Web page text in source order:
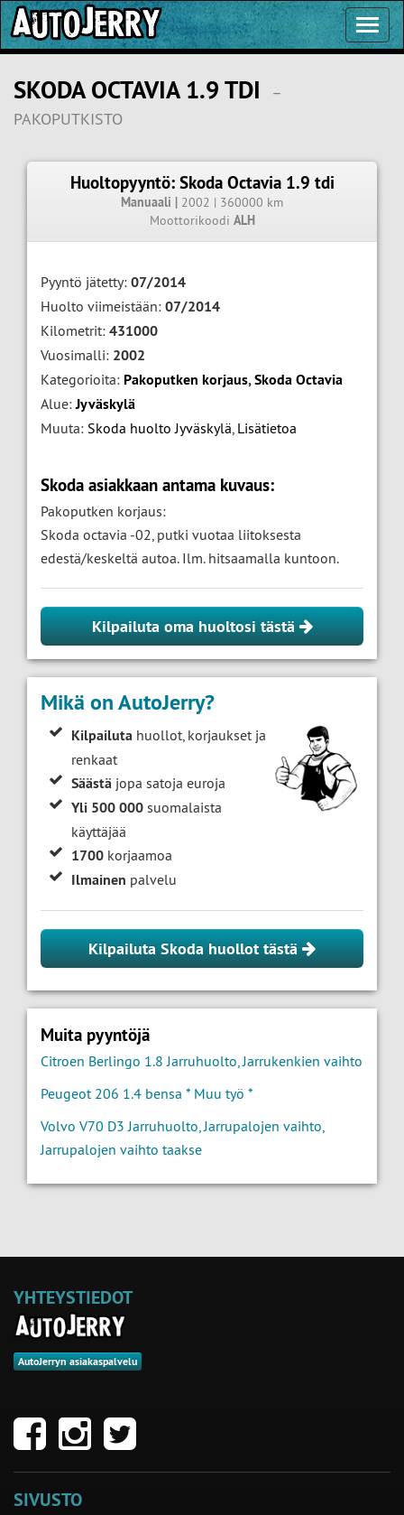
SKODA OCTAVIA 1.9 TDI
–
PAKOPUTKISTO
Huoltopyyntö: Skoda Octavia 1.9 tdi
Manuaali | 2002 | 360000 km
Moottorikoodi ALH
Pyyntö jätetty: 07/2014
Huolto viimeistään: 07/2014
Kilometrit: 431000
Vuosimalli: 2002
Kategorioita: Pakoputken korjaus,Skoda Octavia
Alue:Jyväskylä
Muuta: Skoda huolto Jyväskylä, Lisätietoa
Skoda asiakkaan antama kuvaus:
Pakoputken korjaus:
Skoda octavia -02, putki vuotaa liitoksesta
edestä/keskeltä autoa. Ilm. hitsaamalla kuntoon.
Kilpailuta oma huoltosi tästä
Mikä on AutoJerry?
Kilpailuta huollot, korjaukset ja
renkaat
Säästä jopa satoja euroja
Yli 500 000 suomalaista
käyttäjää
1700 korjaamoa
Ilmainen palvelu
Kilpailuta Skoda huollot tästä
Muita pyyntöjä
Citroen Berlingo 1.8 Jarruhuolto, Jarrukenkien vaihto
Peugeot 206 1.4 bensa * Muu työ *
Volvo V70 D3 Jarruhuolto, Jarrupalojen vaihto,
Jarrupalojen vaihto taakse
YHTEYSTIEDOT
AutoJerryn asiakaspalvelu
SIVUSTO